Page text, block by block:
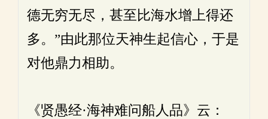
德无穷无尽，甚至比海水增上得还
多。”由此那位天神生起信心，于是
对他鼎力相助。
《贤愚经·海神难问船人品》云：